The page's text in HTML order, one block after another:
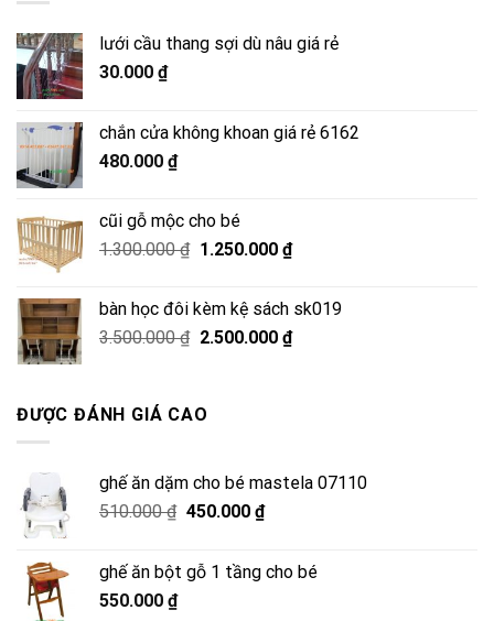
lưới cầu thang sợi dù nâu giá rẻ
30.000 ₫
chắn cửa không khoan giá rẻ 6162
480.000 ₫
cũi gỗ mộc cho bé
1.300.000₫ Giá
1.300.000 ₫.
1.250.000 ₫Giá
là:
1.250.000 ₫.
bàn học đôi kèm kệ sách sk019
3.500.000₫ Giá
3.500.000 ₫.
2.500.000 ₫Giá
ĐƯỢC ĐÁNH GIÁ CAO
ghế ăn dặm cho bé mastela 07110
510.000₫ Giá
510.000 ₫.
450.000 ₫Giá
là:
ghế ăn bột gỗ 1 tầng cho bé
550.000 ₫